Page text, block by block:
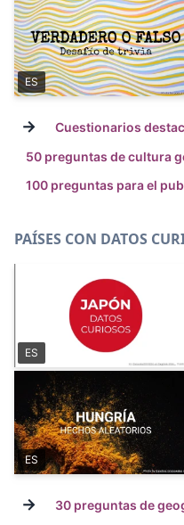
ES
→
Cuestionarios
50 preguntas de cultura
100 preguntas para el
PAÍSES CON DATOS
ES
ES
→
30 preguntas de